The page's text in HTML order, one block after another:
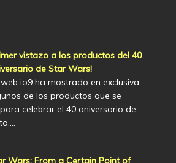
vistazo a los productos del 40
de Star Wars!
io9 ha mostrado en exclusiva
de los productos que se
celebrar el 40 aniversario de
Wars: From a Certain Point of